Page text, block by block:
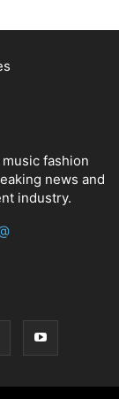
fashion
news and
industry.